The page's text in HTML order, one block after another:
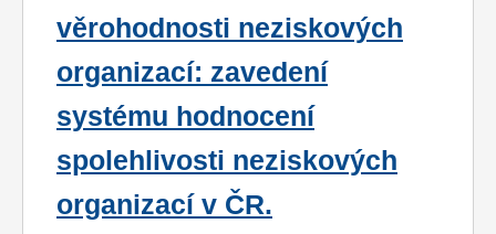
věrohodnosti neziskových
organizací: zavedení
systému hodnocení
spolehlivosti neziskových
organizací v ČR.